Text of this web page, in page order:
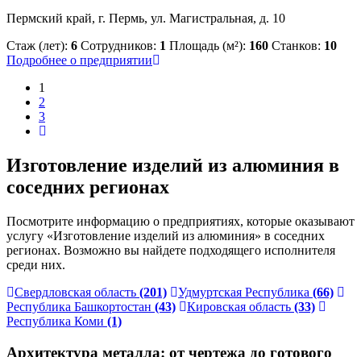
Пермский край, г. Пермь, ул. Магистральная, д. 10
Стаж (лет): 6 Сотрудников: 1 Площадь (м²): 160 Станков: 10
Подробнее о предприятии
1
2
3
Изготовление изделий из алюминия в
соседних регионах
Посмотрите информацию о предприятиях, которые оказывают
услугу «Изготовление изделий из алюминия» в соседних
регионах. Возможно вы найдете подходящего исполнителя
среди них.
Свердловская область (201) Удмуртская Республика (66)
Республика Башкортостан (43) Кировская область (33)
Республика Коми (1)
Архитектура металла: от чертежа до готового